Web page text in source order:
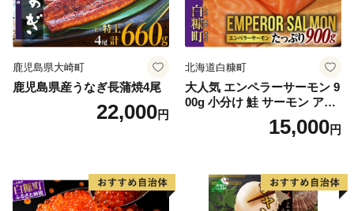
鹿児島県大崎町
鹿児島県産うなぎ長蒲焼4尾
22,000円
北海道白糠町
大人気 エンペラーサーモン 9
00g 小分け 鮭 サーモン アト
ランティックサーモン 水産
庁長官賞 受賞 さけ シャケ し
満足 美味しい 贈答 生食用 刺
身 お刺身 刺し身 魚介類 海鮮
冷凍 厚切り 薄切り ふるさと
15,000円